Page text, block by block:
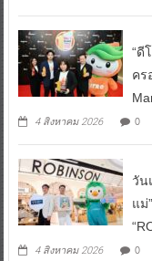
“ดี
คร
4 สิงหาคม 2026 0
วัน
แม่
4 สิงหาคม 2026 0